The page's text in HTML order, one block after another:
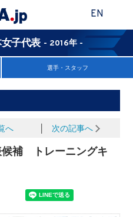
EN
子代表 - 2016年 -
選手・スタッフ
へ 次の記事へ
候補 トレーニングキ